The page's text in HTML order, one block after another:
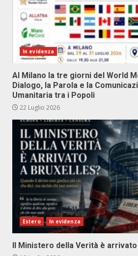
In evidenza
Al Milano la tre giorni del World
Dialogo, la Parola e la
Umanitaria tra i Popoli
22 Luglio 2026
Estero In evidenza
Il Ministero della Verità è